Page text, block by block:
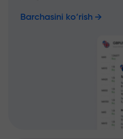
Barchasini ko‘rish